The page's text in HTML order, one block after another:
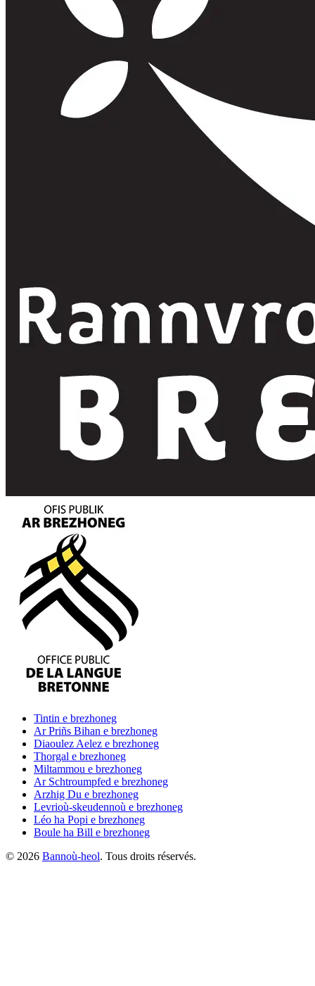
Tintin e brezhoneg
Ar Priñs Bihan e brezhoneg
Diaoulez Aelez e brezhoneg
Thorgal e brezhoneg
Miltammou e brezhoneg
Ar Schtroumpfed e brezhoneg
Arzhig Du e brezhoneg
Levrioù-skeudennoù e brezhoneg
Léo ha Popi e brezhoneg
Boule ha Bill e brezhoneg
© 2026 Bannoù-heol. Tous droits réservés.